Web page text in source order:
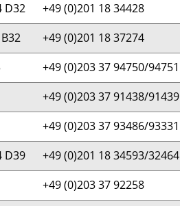
D32 +49 (0)201 18 34428
+49 (0)201 18 37274
+49 (0)203 37 94750/94751
+49 (0)203 37 91438/91439
+49 (0)203 37 93486/93331
D39 +49 (0)201 18 34593/32464
+49 (0)203 37 92258